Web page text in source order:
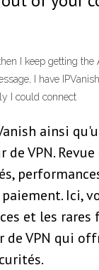
I keep getting the
I have
I could connect
ainsi
de VPN.
Ici,
et les rares
de VPN qui